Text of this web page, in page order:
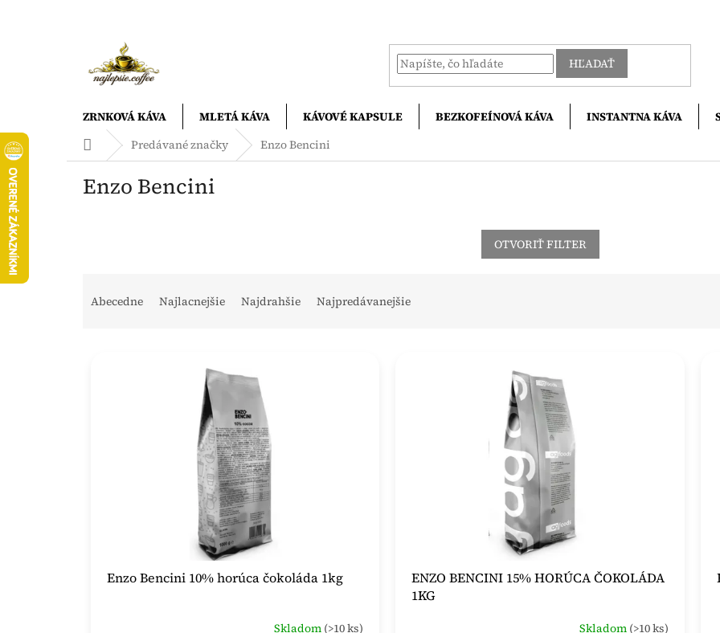
HĽADAŤ
ZRNKOVÁ KÁVA MLETÁ KÁVA KÁVOVÉ KAPSULE BEZKOFEÍNOVÁ KÁVA INSTANTNA KÁVA
DomovPredávané značky Enzo Bencini
Enzo Bencini
OTVORIŤ FILTER
Abecedne Najlacnejšie Najdrahšie Najpredávanejšie
Enzo Bencini 10% horúca čokoláda 1kg
Skladom (>10 ks)
ENZO BENCINI 15% HORÚCA ČOKOLÁDA
1KG
Skladom (>10 ks)